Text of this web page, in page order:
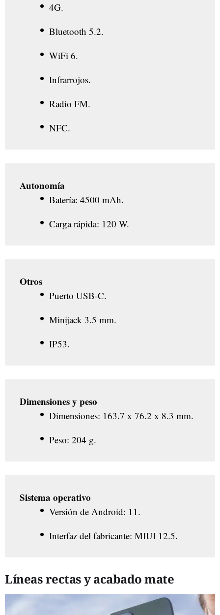
4G.
Bluetooth 5.2.
WiFi 6.
Infrarrojos.
Radio FM.
NFC.
Autonomía
Batería: 4500 mAh.
Carga rápida: 120 W.
Otros
Puerto USB-C.
Minijack 3.5 mm.
IP53.
Dimensiones y peso
Dimensiones: 163.7 x 76.2 x 8.3 mm.
Peso: 204 g.
Sistema operativo
Versión de Android: 11.
Interfaz del fabricante: MIUI 12.5.
Líneas rectas y acabado mate